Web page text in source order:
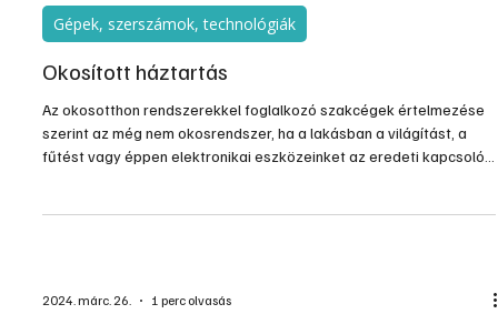
Gépek, szerszámok, technológiák
Okosított háztartás
Az okosotthon rendszerekkel foglalkozó szakcégek értelmezése
szerint az még nem okosrendszer, ha a lakásban a világítást, a
fűtést vagy éppen elektronikai eszközeinket az eredeti kapcsoló,
2024. márc. 26. 1 perc olvasás